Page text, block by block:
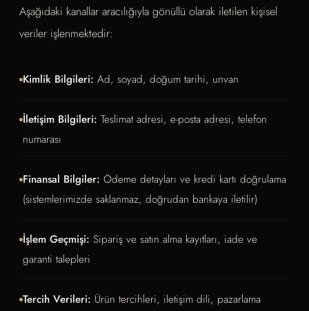
Aşağıdaki kanallar aracılığıyla gönüllü olarak iletilen kişisel
veriler işlenmektedir:
Kimlik Bilgileri: Ad, soyad, doğum tarihi, unvan
İletişim Bilgileri: Teslimat adresi, e-posta adresi, telefon
numarası
Finansal Bilgiler: Ödeme detayları ve kredi kartı doğrulama
(sistemlerimizde saklanmaz, doğrudan bankaya iletilir)
İşlem Geçmişi: Sipariş ve satın alma kayıtları, iade ve
garanti talepleri
Tercih Verileri: Ürün tercihleri, iletişim dili, pazarlama